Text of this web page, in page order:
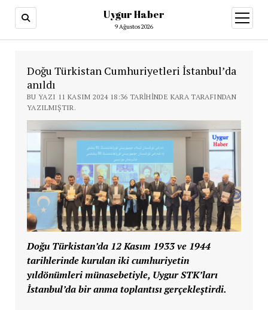
Uygur Haber
9 Ağustos 2026
aç
Doğu Türkistan Cumhuriyetleri İstanbul’da
anıldı
BU YAZI 11 KASIM 2024 18:36 TARIHINDE KARA TARAFINDAN
YAZILMIŞTIR.
Doğu Türkistan’da 12 Kasım 1933 ve 1944
tarihlerinde kurulan iki cumhuriyetin
yıldönümleri münasebetiyle, Uygur STK’ları
İstanbul’da bir anma toplantısı gerçekleştirdi.